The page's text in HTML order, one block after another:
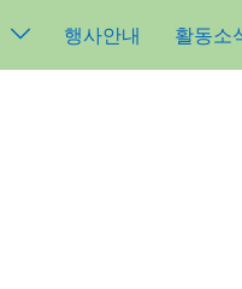
행사안내 활동소